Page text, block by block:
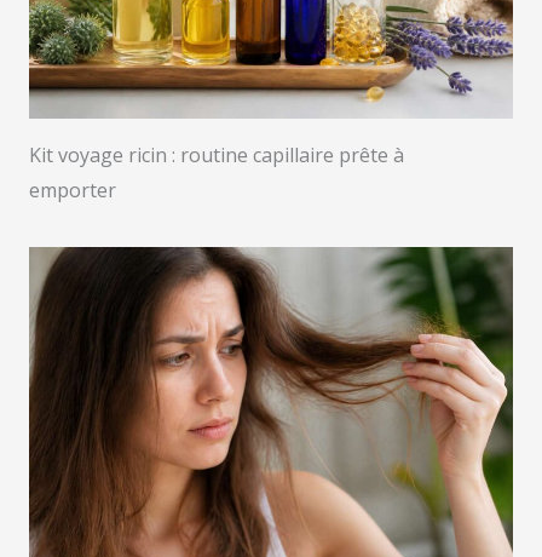
Kit voyage ricin : routine capillaire prête à
emporter